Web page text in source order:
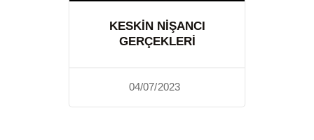
KESKIN NIŞANCI
GERÇEKLERI
04/07/2023